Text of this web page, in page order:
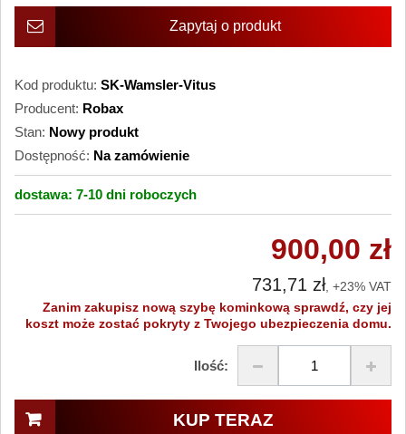
Zapytaj o produkt
Kod produktu: SK-Wamsler-Vitus
Producent: Robax
Stan: Nowy produkt
Dostępność: Na zamówienie
dostawa: 7-10 dni roboczych
900,00 zł
731,71 zł, +23% VAT
Zanim zakupisz nową szybę kominkową sprawdź, czy jej
koszt może zostać pokryty z Twojego ubezpieczenia domu.
Ilość:
KUP TERAZ